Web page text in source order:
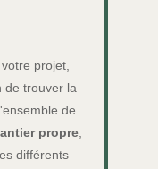
projet,
de trouver la
de
propre
différents